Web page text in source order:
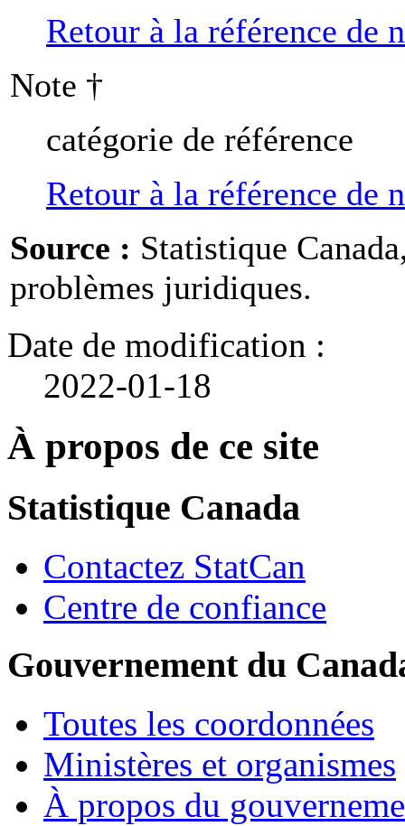
Retour à la référence de
Note †
catégorie de référence
Retour à la référence de
Source : Statistique
problèmes juridiques.
Date de modification :
2022-01-18
À propos de ce site
Statistique Canada
Contactez StatCan
Centre de confiance
Gouvernement du
Toutes les coordonnées
Ministères et organismes
À propos du